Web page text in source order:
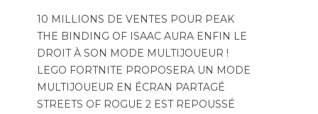
10 MILLIONS DE VENTES POUR PEAK
THE BINDING OF ISAAC AURA ENFIN LE
DROIT À SON MODE MULTIJOUEUR !
LEGO FORTNITE PROPOSERA UN MODE
MULTIJOUEUR EN ÉCRAN PARTAGÉ
STREETS OF ROGUE 2 EST REPOUSSÉ